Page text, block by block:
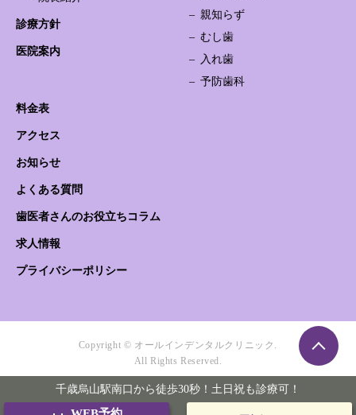
千歳烏山駅南口から徒歩30秒！土日祝も診療可！
診療方針
医院案内
親知らず
むし歯
入れ歯
予防歯科
料金表
アクセス
お知らせ
よくある質問
歯医者さんのお役立ちコラム
求人情報
プライバシーポリシー
Copyright © オールインデンタルクリニック.
All Rights Reserved.